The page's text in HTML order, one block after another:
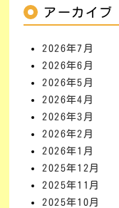
アーカイブ
2026年7月
2026年6月
2026年5月
2026年4月
2026年3月
2026年2月
2026年1月
2025年12月
2025年11月
2025年10月